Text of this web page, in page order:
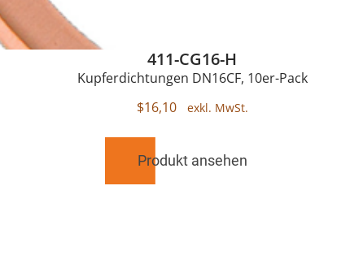
411-CG16-H
Kupferdichtungen DN16CF, 10er-Pack
$16,10
Produkt ansehen